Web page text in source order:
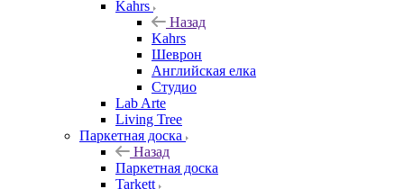
Kahrs
Назад
Kahrs
Шеврон
Английская елка
Студио
Lab Arte
Living Tree
Паркетная доска
Назад
Паркетная доска
Tarkett